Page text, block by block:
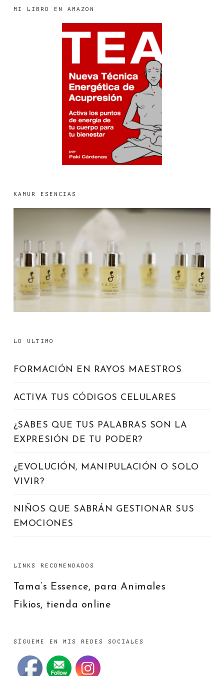
MI LIBRO EN AMAZON
KAMUR ESENCIAS
LO ULTIMO
FORMACIÓN EN RAYOS MAESTROS
ACTIVA TUS CÓDIGOS CELULARES
¿SABES QUE TUS PALABRAS SON LA
EXPRESIÓN DE TU PODER?
¿EVOLUCIÓN, MANIPULACIÓN O SOLO
VIVIR?
NIÑOS QUE SABRÁN GESTIONAR SUS
EMOCIONES
LINKS RECOMENDADOS
Tama’s Essence, para Animales
Fikios, tienda online
SÍGUEME EN MIS REDES SOCIALES